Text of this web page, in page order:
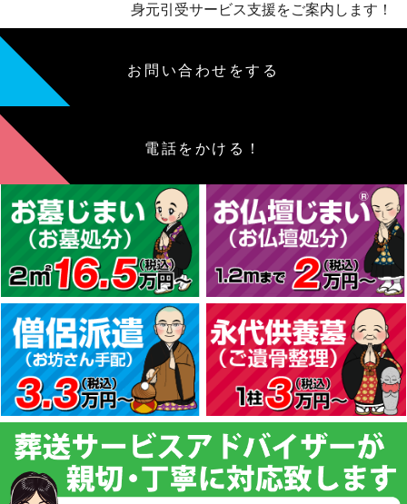
身元引受サービス支援をご案内します！
お問い合わせをする
電話をかける！